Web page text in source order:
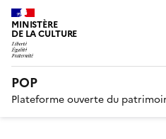
MINISTÈRE
DE LA CULTURE
POP
Plateforme ouverte du